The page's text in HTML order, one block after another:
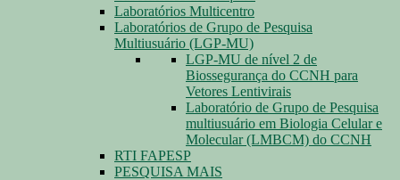
Laboratórios Multicentro
Laboratórios de Grupo de Pesquisa
Multiusuário (LGP-MU)
LGP-MU de nível 2 de
Biossegurança do CCNH para
Vetores Lentivirais
Laboratório de Grupo de Pesquisa
multiusuário em Biologia Celular e
Molecular (LMBCM) do CCNH
RTI FAPESP
PESQUISA MAIS